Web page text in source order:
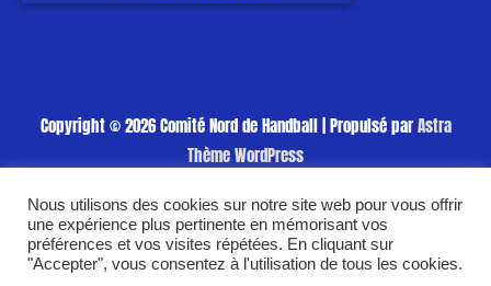
Copyright © 2026Comité Nord de Handball| Propulsé parAstra
Thème WordPress
Politique de cookies
Politique de confidentialité
Nous utilisons des cookies sur notre site web pour vous offrir
une expérience plus pertinente en mémorisant vos
préférences et vos visites répétées. En cliquant sur
"Accepter", vous consentez à l'utilisation de tous les cookies.